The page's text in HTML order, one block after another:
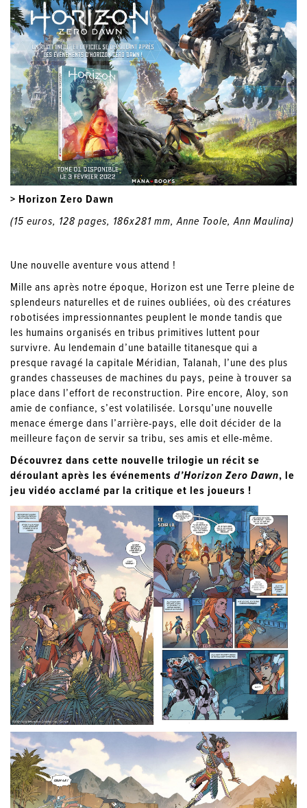
> Horizon Zero Dawn
(15 euros, 128 pages, 186x281 mm, Anne Toole, Ann Maulina)
Une nouvelle aventure vous attend !
Mille ans après notre époque, Horizon est une Terre pleine de
splendeurs naturelles et de ruines oubliées, où des créatures
robotisées impressionnantes peuplent le monde tandis que
les humains organisés en tribus primitives luttent pour
survivre. Au lendemain d’une bataille titanesque qui a
presque ravagé la capitale Méridian, Talanah, l’une des plus
grandes chasseuses de machines du pays, peine à trouver sa
place dans l’effort de reconstruction. Pire encore, Aloy, son
amie de confiance, s’est volatilisée. Lorsqu’une nouvelle
menace émerge dans l’arrière-pays, elle doit décider de la
meilleure façon de servir sa tribu, ses amis et elle-même.
Découvrez dans cette nouvelle trilogie un récit se
déroulant après les événements d’Horizon Zero Dawn, le
jeu vidéo acclamé par la critique et les joueurs !